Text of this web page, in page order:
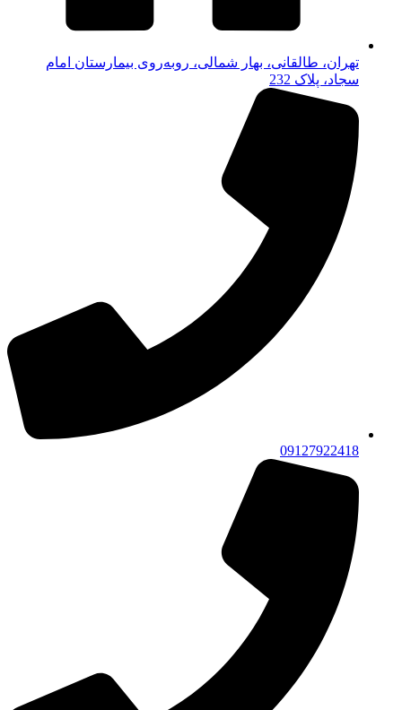
تهران، طالقانی، بهار شمالی، روبه‌روی بیمارستان امام
سجاد، پلاک 232
09127922418